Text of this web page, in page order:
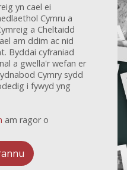
yn cael ei
Cymru a
a Cheltaidd
am ddim ac nid
Byddai cyfraniad
a gwella'r wefan er
Cymry sydd
i fywyd yng
am ragor o